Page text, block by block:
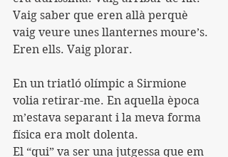
Vaig saber que eren allà perquè
vaig veure unes llanternes moure’s.
Eren ells. Vaig plorar.
En un triatló olímpic a Sirmione
volia retirar-me. En aquella època
m’estava separant i la meva forma
física era molt dolenta.
El “qui” va ser una jutgessa que em